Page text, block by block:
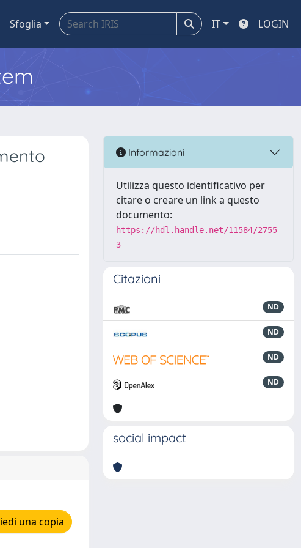
Sfoglia IT LOGIN
una copia
Informazioni
Utilizza questo identificativo per
citare o creare un link a questo
documento:
https://hdl.handle.net/11584/2755
3
Citazioni
ND
ND
ND
ND
social impact